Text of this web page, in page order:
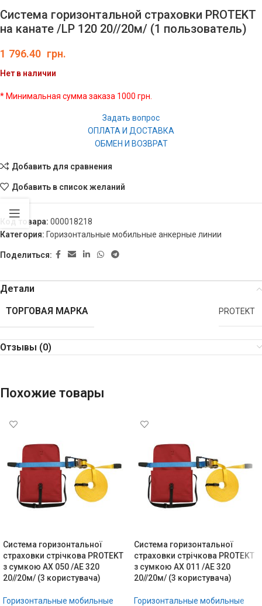
Система горизонтальной страховки PROTEKT
на канате /LP 120 20//20м/ (1 пользователь)
1 796.40 грн.
Нет в наличии
* Минимальная сумма заказа 1000 грн.
Задать вопрос
ОПЛАТА И ДОСТАВКА
ОБМЕН И ВОЗВРАТ
Добавить для сравнения
Добавить в список желаний
Код товара: 000018218
Категория: Горизонтальные мобильные анкерные линии
Поделиться:
Детали
ТОРГОВАЯ МАРКА
PROTEKT
Отзывы (0)
Похожие товары
Система горизонтальної
страховки стрічкова PROTEKT
з сумкою AX 050 /AE 320
20//20м/ (3 користувача)
Горизонтальные мобильные
Система горизонтальної
страховки стрічкова PROTEKT
з сумкою AX 011 /AE 320
20//20м/ (3 користувача)
Горизонтальные мобильные